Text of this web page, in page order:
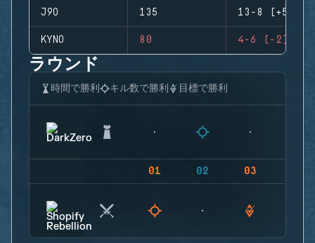
J9O 135 13-8 (+5)
KYNO 80 4-6 (-2)
ラウンド
時間で勝利 キル数で勝利 目標で勝利
01 02 03